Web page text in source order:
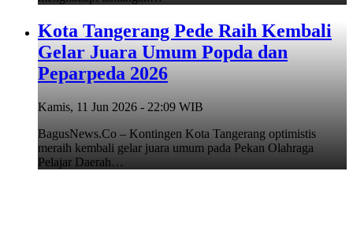
Kota Tangerang Pede Raih Kembali
Gelar Juara Umum Popda dan
Peparpeda 2026
Kamis, 11 Jun 2026 - 22:09 WIB
BagusNews.Co – Kontingen Kota Tangerang optimistis
meraih kembali gelar juara umum pada Pekan Olahraga
Pelajar Daerah…